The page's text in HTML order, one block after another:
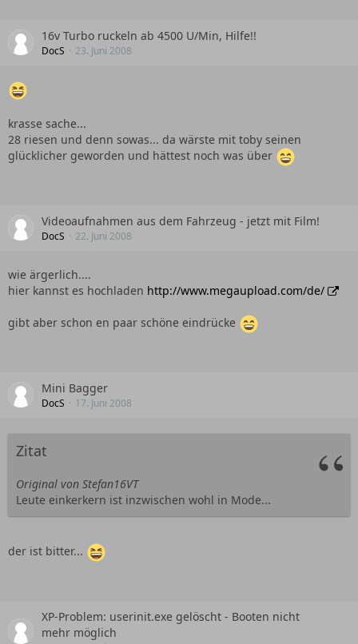
16v Turbo ruckeln ab 4500 U/Min, Hilfe!!
DocS 23. Juni 2008
krasse sache...
28 riesen und denn sowas... da wärste mit toby seinen
glücklicher geworden und hättest noch was über
Videoaufnahmen aus dem Fahrzeug - jetzt mit Film!
DocS 22. Juni 2008
wie ärgerlich....
hier kannst es hochladen http://www.megaupload.com/de/
gibt aber schon en paar schöne eindrücke
Mini Bagger
DocS 17. Juni 2008
Zitat
Original von Stefan16VT
Leute einkerkern ist inzwischen wohl in Mode...
der ist bitter...
XP-Problem: userinit.exe gelöscht - Booten nicht
mehr möglich